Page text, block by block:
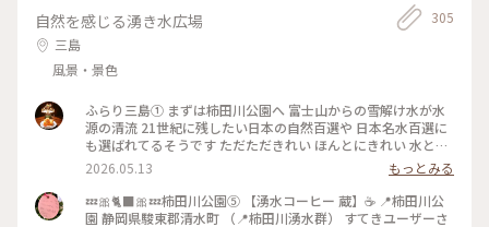
自然を感じる湧き水広場
三島
風景・景色
305
ふらり三島① まずは柿田川公園へ 富士山からの雪解け水が水
源の清流 21世紀に残したい日本の自然百選や 日本名水百選に
も選ばれてるそうです ただただきれい ほんとにきれい 水と新
緑と一体したかのような いい光景でした #柿田川公園 #静岡 #
三島
2026.05.13
もっとみる
💤🎀🐈‍⬛🎀💤柿田川公園⑤ 【湧水コーヒー 蔵】☕️ 📍柿田川公
園 静岡県駿東郡清水町 （📍柿田川湧水群） すてきユーザーさ